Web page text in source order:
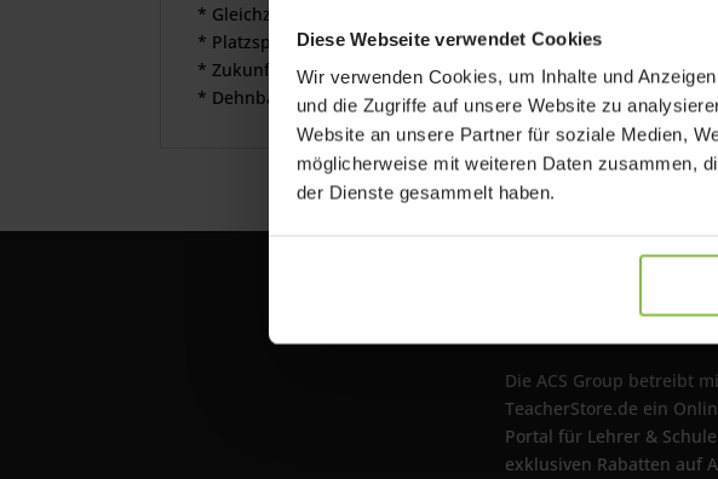
Diese Webseite verwendet Cookies
Wir verwenden Cookies, um Inhalte und
und die Zugriffe auf unsere Website zu
Website an unsere Partner für soziale Medien,
möglicherweise mit weiteren Daten zusammen,
der Dienste gesammelt haben.
* Gleichzeitiges Laden und Synchronisieren möglich
* Platzsparend durch spiralförmiges Design
* Zukunftssicher mit dem verbreiteten USB-C Anschluss
* Dehnbar von 38cm bis 80cm
Die ACS Group betreibt
TeacherStore.de ein
Portal für Lehrer &
exklusiven Rabatten auf